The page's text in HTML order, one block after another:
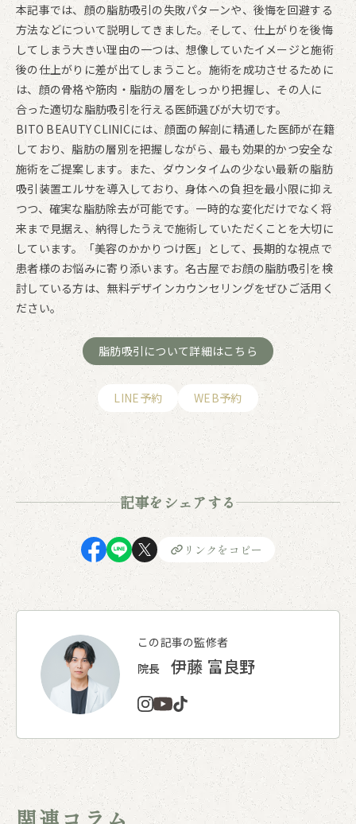
本記事では、顔の脂肪吸引の失敗パターンや、後悔を回避する
方法などについて説明してきました。そして、仕上がりを後悔
してしまう大きい理由の一つは、想像していたイメージと施術
後の仕上がりに差が出てしまうこと。施術を成功させるために
は、顔の骨格や筋肉・脂肪の層をしっかり把握し、その人に
合った適切な脂肪吸引を行える医師選びが大切です。
BITO BEAUTY CLINICには、顔面の解剖に精通した医師が在籍
しており、脂肪の層別を把握しながら、最も効果的かつ安全な
施術をご提案します。また、ダウンタイムの少ない最新の脂肪
吸引装置エルサを導入しており、身体への負担を最小限に抑え
つつ、確実な脂肪除去が可能です。一時的な変化だけでなく将
来まで見据え、納得したうえで施術していただくことを大切に
しています。「美容のかかりつけ医」として、長期的な視点で
患者様のお悩みに寄り添います。名古屋でお顔の脂肪吸引を検
討している方は、無料デザインカウンセリングをぜひご活用く
ださい。
脂肪吸引について詳細はこちら
LINE予約 WEB予約
記事をシェアする
リンクをコピー
この記事の監修者
院長
伊藤 富良野
関連コラム